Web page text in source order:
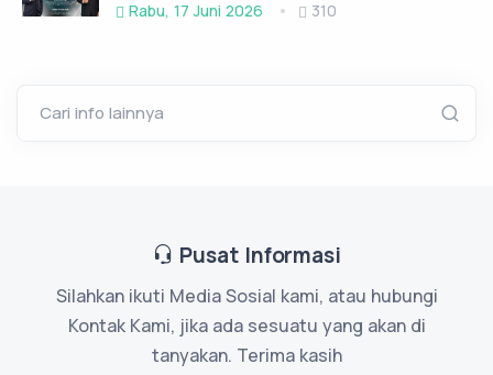
Rabu, 17 Juni 2026 310
Cari info lainnya
Pusat Informasi
Silahkan ikuti Media Sosial kami, atau hubungi
Kontak Kami, jika ada sesuatu yang akan di
tanyakan. Terima kasih